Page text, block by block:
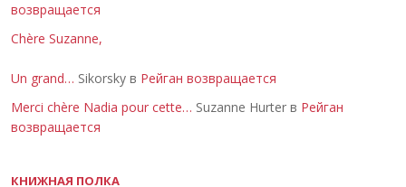
возвращается
Chère Suzanne,
Un grand… Sikorsky в Рейган возвращается
Merci chère Nadia pour cette… Suzanne Hurter в Рейган
возвращается
КНИЖНАЯ ПОЛКА